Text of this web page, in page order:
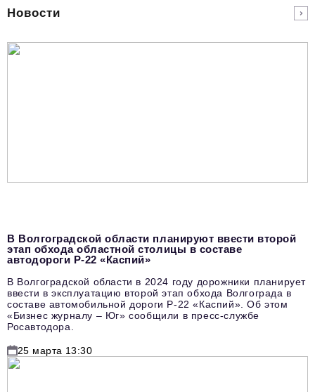
info@business-magazine.online
Новости
В Волгоградской области планируют ввести второй
этап обхода областной столицы в составе
автодороги Р-22 «Каспий»
В Волгоградской области в 2024 году дорожники планирует
ввести в эксплуатацию второй этап обхода Волгограда в
составе автомобильной дороги Р-22 «Каспий». Об этом
«Бизнес журналу – Юг» сообщили в пресс-службе
Росавтодора.
25 марта 13:30